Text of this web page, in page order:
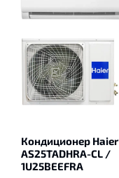
Кондиционер Haier
AS25TADHRA-CL /
1U25BEEFRA